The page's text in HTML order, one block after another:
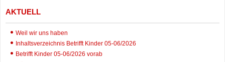
AKTUELL
Weil wir uns haben
Inhaltsverzeichnis Betrifft Kinder 05-06/2026
Betrifft Kinder 05-06/2026 vorab